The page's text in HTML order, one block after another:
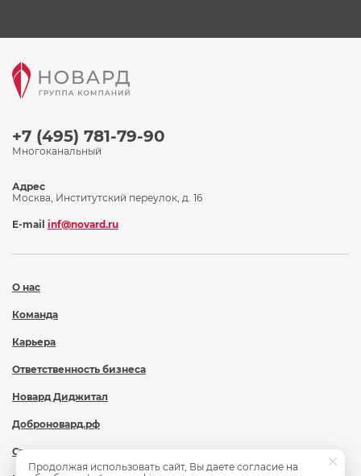
+7 (495) 781-79-90
Многоканальный
О нас
Команда
Карьера
Ответственность бизнеса
Новард Диджитал
Доброновард.рф
Статьи
Адрес
Москва, Институтский переулок, д. 16
E-mail inf@novard.ru
Продолжая использовать сайт, Вы даете согласие на